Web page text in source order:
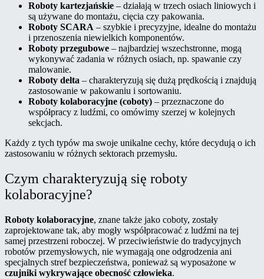
Roboty kartezjańskie – działają w trzech osiach liniowych i
są używane do montażu, cięcia czy pakowania.
Roboty SCARA – szybkie i precyzyjne, idealne do montażu
i przenoszenia niewielkich komponentów.
Roboty przegubowe – najbardziej wszechstronne, mogą
wykonywać zadania w różnych osiach, np. spawanie czy
malowanie.
Roboty delta – charakteryzują się dużą prędkością i znajdują
zastosowanie w pakowaniu i sortowaniu.
Roboty kolaboracyjne (coboty) – przeznaczone do
współpracy z ludźmi, co omówimy szerzej w kolejnych
sekcjach.
Każdy z tych typów ma swoje unikalne cechy, które decydują o ich
zastosowaniu w różnych sektorach przemysłu.
Czym charakteryzują się roboty
kolaboracyjne?
Roboty kolaboracyjne, znane także jako coboty, zostały
zaprojektowane tak, aby mogły współpracować z ludźmi na tej
samej przestrzeni roboczej. W przeciwieństwie do tradycyjnych
robotów przemysłowych, nie wymagają one odgrodzenia ani
specjalnych stref bezpieczeństwa, ponieważ są wyposażone w
czujniki wykrywające obecność człowieka.